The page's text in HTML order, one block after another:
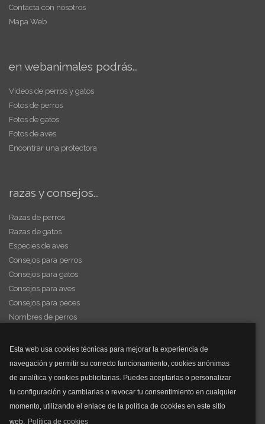
Esta web usa cookies técnicas para mejorar la experiencia de
navegación y permitir su correcto funcionamiento, cookies anónimas
de analítica y cookies publicitarias. Puedes aceptarlas o personalizar
tu configuración y cambiarlas o revocar tu consentimiento en cualquier
momento, utilizando el enlace de la política de cookies en este sitio
web. Política de cookies
Contacta con nosotros
Mapa Web
en webanimales podrás...
Vídeos de perros y gatos
Fotos de perros
Fotos de gatos
Fotos de aves
Encontrar una protectora
razas y consejos...
Razas de perros
Razas de gatos
Especies de aves
Consejos para perros
Consejos para gatos
Consejos para aves
Consejos para peces
Nombres de perros
y mucho más...